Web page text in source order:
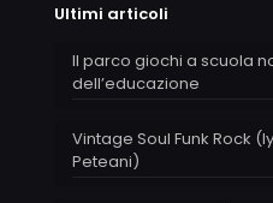
Ultimi articoli
Il parco giochi a scuola
dell’educazione
Vintage Soul Funk Rock
Peteani)